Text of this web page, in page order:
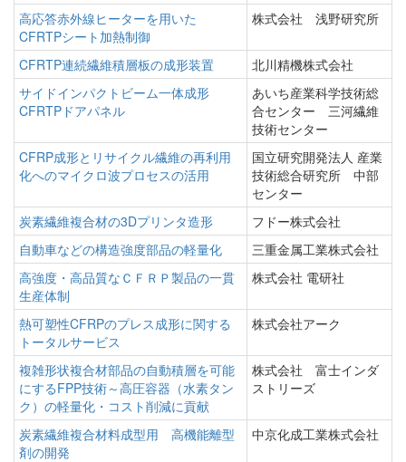
高応答赤外線ヒーターを用いた
CFRTPシート加熱制御
株式会社 浅野研究所
CFRTP連続繊維積層板の成形装置
北川精機株式会社
サイドインパクトビーム一体成形
CFRTPドアパネル
あいち産業科学技術総
合センター 三河繊維
技術センター
CFRP成形とリサイクル繊維の再利用
化へのマイクロ波プロセスの活用
国立研究開発法人 産業
技術総合研究所 中部
センター
炭素繊維複合材の3Dプリンタ造形
フドー株式会社
自動車などの構造強度部品の軽量化
三重金属工業株式会社
高強度・高品質なＣＦＲＰ製品の一貫
生産体制
株式会社 電研社
熱可塑性CFRPのプレス成形に関する
トータルサービス
株式会社アーク
複雑形状複合材部品の自動積層を可能
にするFPP技術～高圧容器（水素タン
ク）の軽量化・コスト削減に貢献
株式会社 富士インダ
ストリーズ
炭素繊維複合材料成型用 高機能離型
剤の開発
中京化成工業株式会社